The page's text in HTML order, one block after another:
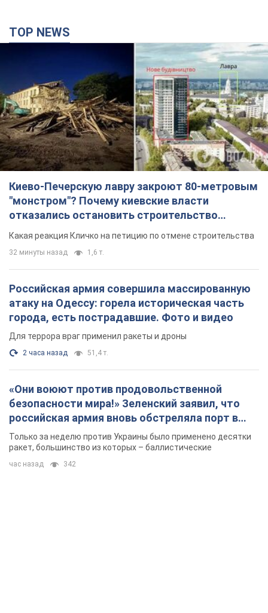
TOP NEWS
Киево-Печерскую лавру закроют 80-метровым
"монстром"? Почему киевские власти
отказались остановить строительство
небоскреба "московского верующего"
Какая реакция Кличко на петицию по отмене строительства
32 минуты назад 1,6 т.
Российская армия совершила массированную
атаку на Одессу: горела историческая часть
города, есть пострадавшие. Фото и видео
Для террора враг применил ракеты и дроны
2 часа назад 51,4 т.
«Они воюют против продовольственной
безопасности мира!» Зеленский заявил, что
российская армия вновь обстреляла порт в
Одессе
Только за неделю против Украины было применено десятки
ракет, большинство из которых – баллистические
час назад 342